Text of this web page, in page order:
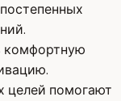
комфортную
целей помогают